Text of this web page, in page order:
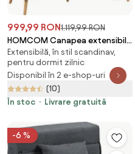
999,99 RON1.119,99 RON
HOMCOM Canapea extensibila
extensibila cu 3 locuri in stil
scandinav, cu 2 cotiere
detasabile si tapiterie, bej |
Aosom Romania
Extensibilă, în stil scandinav,
pentru dormit zilnic
Disponibil în 2 e-shop-uri
(10)
În stoc
Livrare gratuită
-6 %